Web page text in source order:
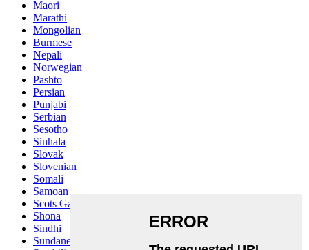
Maori
Marathi
Mongolian
Burmese
Nepali
Norwegian
Pashto
Persian
Punjabi
Serbian
Sesotho
Sinhala
Slovak
Slovenian
Somali
Samoan
Scots Gaelic
Shona
Sindhi
Sundanese